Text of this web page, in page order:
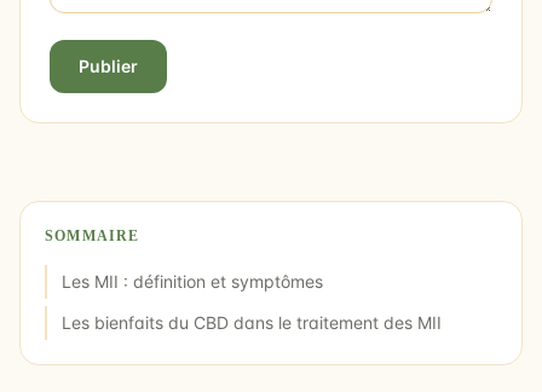
Publier
SOMMAIRE
Les MII : définition et symptômes
Les bienfaits du CBD dans le traitement des MII